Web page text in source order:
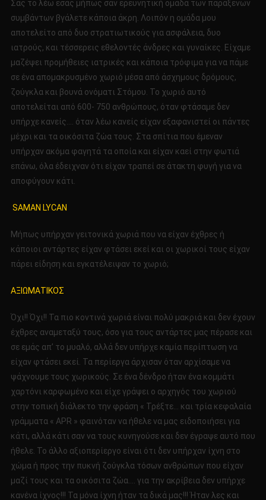
Σας το λέω εσάς μήπως σαν ερευνητική ομάδα των παράξενων
συμβάντων βγάλετε κάποια άκρη. Λοιπόν η ομάδα μου
αποτελείτο από δυο στρατιωτικούς για ασφάλεια, δυο
ιατρούς, και τέσσερεις εθελοντές άνδρες και γυναίκες. Είχαμε
μαζέψει προμήθειες ιατρικές και κάποια τρόφιμα για να πάμε
σε ένα απομακρυσμένο χωριό μέσα από άσχημους δρόμους,
ζούγκλα και βουνά ονόματι Στόμου. Το χωριό αυτό
αποτελείται από 600- 750 ανθρώπους, όταν φτάσαμε δεν
υπήρχε κανείς…. όταν λέω κανείς είχαν εξαφανιστεί οι πάντες
μέχρι και τα οικόσιτα ζώα τους. Στα σπίτια που έμεναν
υπήρχαν ακόμα φαγητά τα οποία και είχαν καεί στην φωτιά
επάνω, όλα έδειχναν ότι είχαν τραπεί σε άτακτη φυγή για να
αποφύγουν κάτι.
SAMAN LYCAN
Μήπως υπήρχαν γειτονικά χωριά που να είχαν έχθρες ή
κάποιοι αντάρτες είχαν φτάσει εκεί και οι χωρικοί τους είχαν
πάρει είδηση και εγκατέλειψαν το χωριό;
ΑΞΙΩΜΑΤΙΚΟΣ
Όχι!! Όχι!! Τα πιο κοντινά χωριά είναι πολύ μακριά και δεν έχουν
έχθρες αναμεταξύ τους, όσο για τους αντάρτες μας πέρασε και
σε εμάς απ’ το μυαλό, αλλά δεν υπήρχε καμία περίπτωση να
είχαν φτάσει εκεί. Τα περίεργα άρχισαν όταν αρχίσαμε να
ψάχνουμε τους χωρικούς. Σε ένα δένδρο ήταν ένα κομμάτι
χαρτόνι καρφωμένο και είχε γράψει ο αρχηγός του χωριού
στην τοπική διάλεκτο την φράση « Τρέξτε… και τρία κεφαλαία
γράμματα « APR » φαινόταν να ήθελε να μας ειδοποιήσει για
κάτι, αλλά κάτι σαν να τους κυνηγούσε και δεν έγραψε αυτό που
ήθελε. Το άλλο αξιοπερίεργο είναι ότι δεν υπήρχαν ίχνη στο
χώμα ή προς την πυκνή ζούγκλα τόσων ανθρώπων που είχαν
μαζί τους και τα οικόσιτα ζώα…. για την ακρίβεια δεν υπήρχε
κανένα ίχνος!!! Τα μόνα ίχνη ήταν τα δικά μας!!! Ήταν λες και